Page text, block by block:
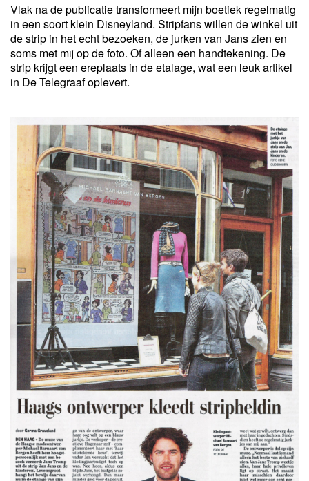
Vlak na de publicatie transformeert mijn boetiek regelmatig
in een soort klein Disneyland. Stripfans willen de winkel uit
de strip in het echt bezoeken, de jurken van Jans zien en
soms met mij op de foto. Of alleen een handtekening. De
strip krijgt een ereplaats in de etalage, wat een leuk artikel
in De Telegraaf oplevert.